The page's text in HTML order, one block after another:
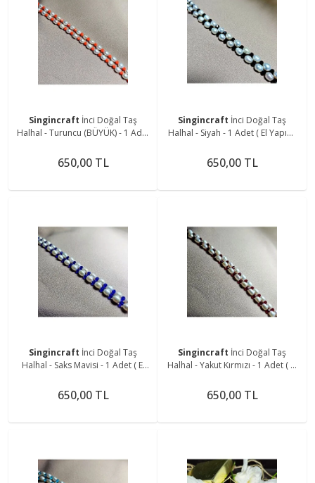
Singincraft İnci Doğal Taş
Halhal - Turuncu (BÜYÜK) - 1 Adet
650,00 TL
Singincraft İnci Doğal Taş
Halhal - Siyah - 1 Adet ( El Yapımı
650,00 TL
Singincraft İnci Doğal Taş
Halhal - Saks Mavisi - 1 Adet ( El
650,00 TL
Singincraft İnci Doğal Taş
Halhal - Yakut Kırmızı - 1 Adet ( El
650,00 TL